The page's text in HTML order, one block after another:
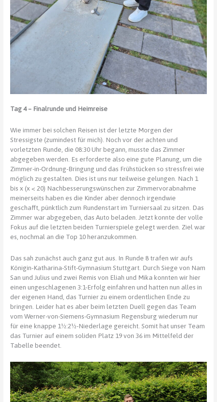
Tag 4 – Finalrunde und Heimreise
Wie immer bei solchen Reisen ist der letzte Morgen der
Stressigste (zumindest für mich). Noch vor der achten und
vorletzten Runde, die 08:30 Uhr begann, musste das Zimmer
abgegeben werden. Es erforderte also eine gute Planung, um die
Zimmer-in-Ordnung-Bringung und das Frühstücken so stressfrei wie
möglich zu gestalten. Dies ist uns nur teilweise gelungen. Nach 1
bis x (x < 20) Nachbesserungswünschen zur Zimmervorabnahme
meinerseits haben es die Kinder aber dennoch irgendwie
geschafft, pünktlich zum Rundenstart im Turniersaal zu sitzen. Das
Zimmer war abgegeben, das Auto beladen. Jetzt konnte der volle
Fokus auf die letzten beiden Turnierspiele gelegt werden. Ziel war
es, nochmal an die Top 10 heranzukommen.
Das sah zunächst auch ganz gut aus. In Runde 8 trafen wir aufs
Königin-Katharina-Stift-Gymnasium Stuttgart. Durch Siege von Nam
San und Julius und zwei Remis von Eliah und Mika konnten wir hier
einen ungeschlagenen 3:1-Erfolg einfahren und hatten nun alles in
der eigenen Hand, das Turnier zu einem ordentlichen Ende zu
bringen. Leider hat es aber beim letzten Duell gegen das Team
vom Werner-von-Siemens-Gymnasium Regensburg wiederum nur
für eine knappe 1½:2½-Niederlage gereicht. Somit hat unser Team
das Turnier auf einem soliden Platz 19 von 36 im Mittelfeld der
Tabelle beendet.